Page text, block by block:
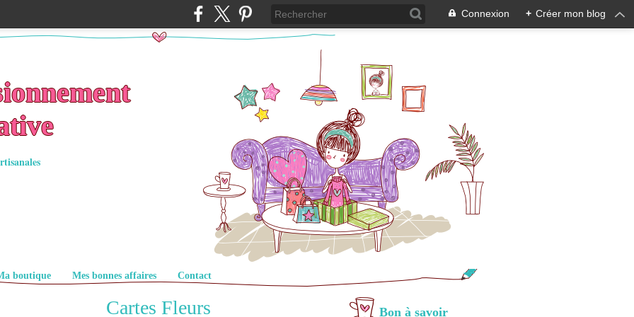
Connexion + Créer mon blog
boutique Mes bonnes affaires Contact
Bon à savoir
Cartes Fleurs